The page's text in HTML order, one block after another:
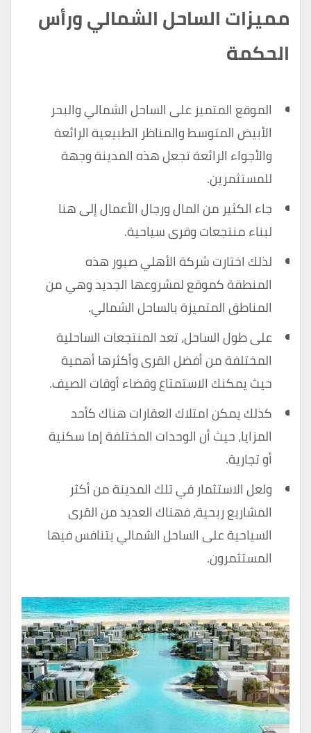
مميزات الساحل الشمالي ورأس
الحكمة
الموقع المتميز على الساحل الشمالي والبحر
الأبيض المتوسط ​​والمناظر الطبيعية الرائعة
والأجواء الرائعة تجعل هذه المدينة وجهة
للمستثمرين.
جاء الكثير من المال ورجال الأعمال إلى هنا
لبناء منتجعات وقرى سياحية.
لذلك اختارت شركة الأهلي صبور هذه
المنطقة كموقع لمشروعها الجديد وهي من
المناطق المتميزة بالساحل الشمالي.
على طول الساحل، تعد المنتجعات الساحلية
المختلفة من أفضل القرى وأكثرها أهمية
حيث يمكنك الاستمتاع وقضاء أوقات الصيف.
كذلك يمكن امتلاك العقارات هناك كأحد
المزايا، حيث أن الوحدات المختلفة إما سكنية
أو تجارية.
ولعل الاستثمار في تلك المدينة من أكثر
المشاريع ربحية، فهناك العديد من القرى
السياحية على الساحل الشمالي يتنافس فيها
المستثمرون.